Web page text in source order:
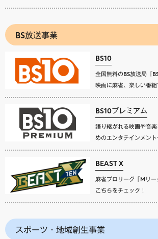
BS放送事業
BS10
全国無料のBS放送局『
映画に麻雀、楽しい番組
BS10プレミアム
語り継がれる映画や音
めのエンタテインメン
BEAST X
麻雀プロリーグ「Mリ
こちらをチェック！
スポーツ・地域創生事業